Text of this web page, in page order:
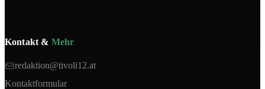
Kontakt & Mehr
redaktion@tivoli12.at
Kontaktformular